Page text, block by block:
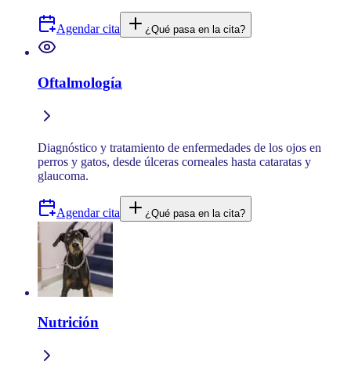
Agendar cita ¿Qué pasa en la cita?
Oftalmología
Diagnóstico y tratamiento de enfermedades de los ojos en
perros y gatos, desde úlceras corneales hasta cataratas y
glaucoma.
Agendar cita ¿Qué pasa en la cita?
Nutrición